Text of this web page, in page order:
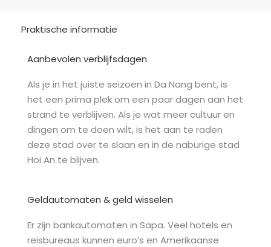
Praktische informatie
Aanbevolen verblijfsdagen
Als je in het juiste seizoen in Da Nang bent, is
het een prima plek om een paar dagen aan het
strand te verblijven. Als je wat meer cultuur en
dingen om te doen wilt, is het aan te raden
deze stad over te slaan en in de naburige stad
Hoi An te blijven.
Geldautomaten & geld wisselen
Er zijn bankautomaten in Sapa. Veel hotels en
reisbureaus kunnen euro’s en Amerikaanse